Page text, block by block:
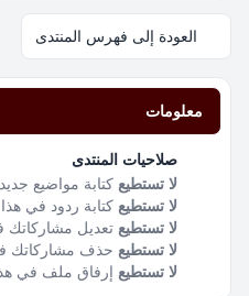
العودة إلى فهرس المنتدى
معلومات
صلاحيات المنتدى
لا تستطيع كتابة مواضيع
لا تستطيع كتابة ردود في هذا
لا تستطيع تعديل مشاركاتك
لا تستطيع حذف مشاركاتك
لا تستطيع إرفاق ملف في